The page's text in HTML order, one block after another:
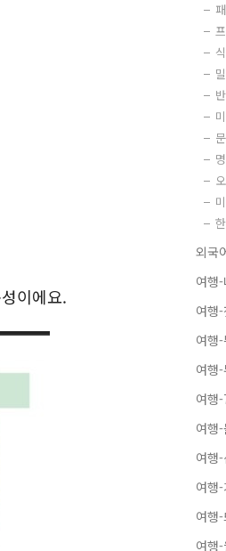
이에요.
외국
여행
여행
여행
여행
여행
여행
여행
여행
여행
여행